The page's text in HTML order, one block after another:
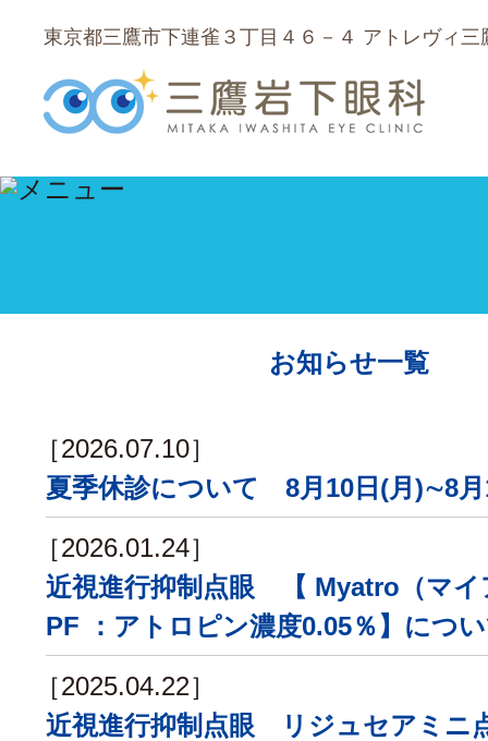
東京都三鷹市下連雀３丁目４６－４ アトレヴィ三
お知らせ一覧
［2026.07.10］
夏季休診について 8月10日(月)∼8月
［2026.01.24］
近視進行抑制点眼 【 Myatro（マイ
PF ：アトロピン濃度0.05％】につ
［2025.04.22］
近視進行抑制点眼 リジュセアミニ